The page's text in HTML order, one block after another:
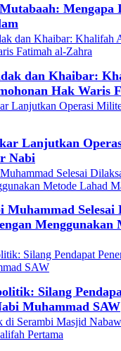
Mengapa
dan Khaibar:
Hak Waris
Lanjutkan
Nabi
Muhammad Selesai
Menggunakan
Silang
Muhammad SAW